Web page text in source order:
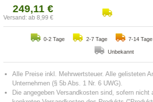
249,11 €
Versand: ab 8,99 €
0-2 Tage 2-7 Tage 7-14 Tage
Unbekannt